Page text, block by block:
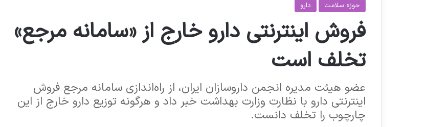
حوزه سلامت دارو
فروش اینترنتی دارو خارج از «سامانه مرجع»
تخلف است
عضو هیئت مدیره انجمن داروسازان ایران، از راه‌اندازی سامانه مرجع فروش
اینترنتی دارو با نظارت وزارت بهداشت خبر داد و هرگونه توزیع دارو خارج از این
چارچوب را تخلف دانست.